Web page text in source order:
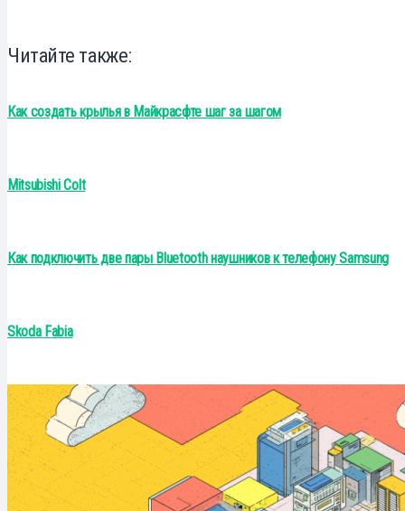
Читайте также:
Как создать крылья в Майкрасфте шаг за шагом
Mitsubishi Colt
Как подключить две пары Bluetooth наушников к телефону Samsung
Skoda Fabia